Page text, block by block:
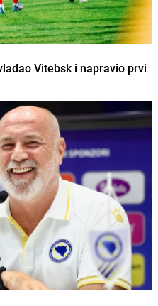
Vitebsk i napravio prvi